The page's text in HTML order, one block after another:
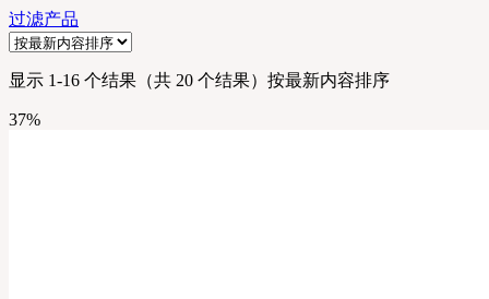
过滤产品
显示 1-16 个结果（共 20 个结果） 按最新内容排序
37%